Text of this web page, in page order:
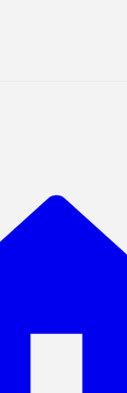
Theo dõi ticket